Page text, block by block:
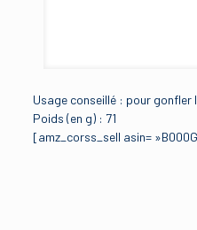
Usage conseillé : pour
Poids (en g) : 71
[amz_corss_sell asin=